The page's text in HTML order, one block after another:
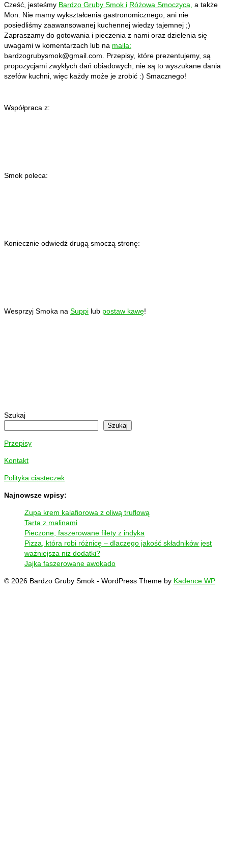
Cześć, jesteśmy Bardzo Gruby Smok i Różowa Smoczyca, a także
Mon. Nie mamy wykształcenia gastronomicznego, ani nie
posiedliśmy zaawansowanej kuchennej wiedzy tajemnej ;)
Zapraszamy do gotowania i pieczenia z nami oraz dzielenia się
uwagami w komentarzach lub na maila:
bardzogrubysmok@gmail.com . Przepisy, które prezentujemy, są
propozycjami zwykłych dań obiadowych, nie są to wyszukane dania
szefów kuchni, więc każdy może je zrobić :) Smacznego!
Współpraca z:
Smok poleca:
Koniecznie odwiedź drugą smoczą stronę:
Wesprzyj Smoka na Suppi lub postaw kawę!
Szukaj
Szukaj
Przepisy
Kontakt
Polityka ciasteczek
Najnowsze wpisy:
Zupa krem kalafiorowa z oliwą truflową
Tarta z malinami
Pieczone, faszerowane filety z indyka
Pizza, która robi różnicę – dlaczego jakość składników jest
ważniejsza niż dodatki?
Jajka faszerowane awokado
© 2026 Bardzo Gruby Smok - WordPress Theme by Kadence WP